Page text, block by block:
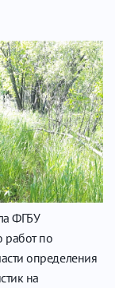
ФГБУ
работ по
определения
на